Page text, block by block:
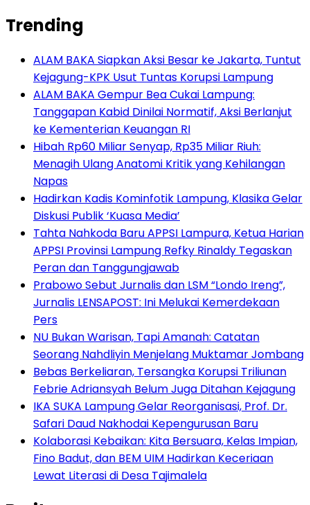
Trending
ALAM BAKA Siapkan Aksi Besar ke Jakarta, Tuntut
Kejagung-KPK Usut Tuntas Korupsi Lampung
ALAM BAKA Gempur Bea Cukai Lampung:
Tanggapan Kabid Dinilai Normatif, Aksi Berlanjut
ke Kementerian Keuangan RI
Hibah Rp60 Miliar Senyap, Rp35 Miliar Riuh:
Menagih Ulang Anatomi Kritik yang Kehilangan
Napas
Hadirkan Kadis Kominfotik Lampung, Klasika Gelar
Diskusi Publik ‘Kuasa Media’
Tahta Nahkoda Baru APPSI Lampura, Ketua Harian
APPSI Provinsi Lampung Refky Rinaldy Tegaskan
Peran dan Tanggungjawab
Prabowo Sebut Jurnalis dan LSM “Londo Ireng”,
Jurnalis LENSAPOST: Ini Melukai Kemerdekaan
Pers
NU Bukan Warisan, Tapi Amanah: Catatan
Seorang Nahdliyin Menjelang Muktamar Jombang
Bebas Berkeliaran, Tersangka Korupsi Triliunan
Febrie Adriansyah Belum Juga Ditahan Kejagung
IKA SUKA Lampung Gelar Reorganisasi, Prof. Dr.
Safari Daud Nakhodai Kepengurusan Baru
Kolaborasi Kebaikan: Kita Bersuara, Kelas Impian,
Fino Badut, dan BEM UIM Hadirkan Keceriaan
Lewat Literasi di Desa Tajimalela